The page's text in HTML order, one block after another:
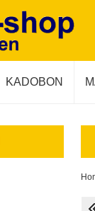
KADOBON